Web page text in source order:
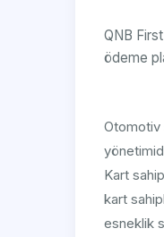
QNB
ödeme
Otomotiv
Kart
kart
esneklik